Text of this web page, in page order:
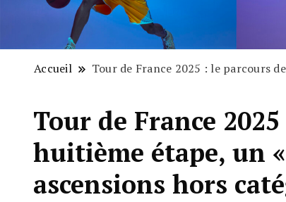
Accueil Tour de France 2025 : le parcours
Tour de France
huitième étape, un
ascensions hors